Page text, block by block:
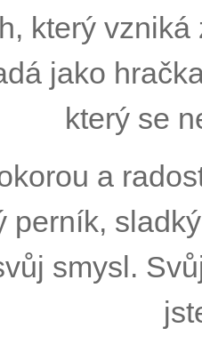
který
jako
který se
a
perník,
smysl.